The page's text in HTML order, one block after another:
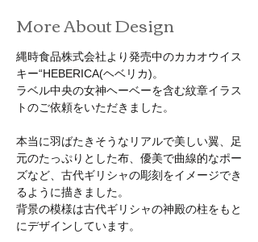
More About Design
縄時食品株式会社より発売中のカカオウイス
キー“HEBERICA(ヘベリカ)。
ラベル中央の女神ヘーベーを含む紋章イラス
トのご依頼をいただきました。
本当に羽ばたきそうなリアルで美しい翼、足
元のたっぷりとした布、優美で曲線的なポー
ズなど、古代ギリシャの彫刻をイメージでき
るように描きました。
背景の模様は古代ギリシャの神殿の柱をもと
にデザインしています。